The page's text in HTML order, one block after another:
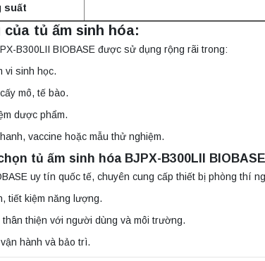
suất
của tủ ấm sinh hóa:
B300LII BIOBASE được sử dụng rộng rãi trong:
vi sinh học.
mô, tế bào.
dược phẩm.
vaccine hoặc mẫu thử nghiệm.
tủ ấm sinh hóa BJPX-B300LII
uy tín quốc tế, chuyên cung cấp thiết bị phòng thí
tiết kiệm năng lượng.
thiện với người dùng và môi trường.
hành và bảo trì.